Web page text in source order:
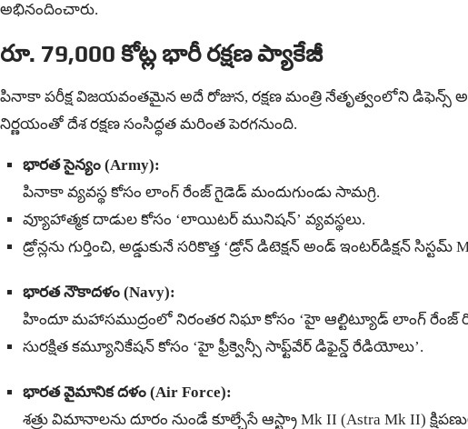
అభినందించారు.
రూ. 79,000 కోట్ల భారీ రక్షణ ప్యాకేజీ
పినాకా పరీక్ష విజయవంతమైన అదే రోజున, రక్షణ మంత్రి నేతృత్వంలోని డిఫెన్స్
నిర్ణయంతో దేశ రక్షణ సంసిద్ధత మరింత పెరగనుంది.
భారత సైన్యం (Army):
పినాకా వ్యవస్థ కోసం లాంగ్ రేంజ్ గైడెడ్ మందుగుండు సామగ్రి.
వ్యూహాత్మక దాడుల కోసం ‘లాయిటర్ మునిషన్’ వ్యవస్థలు.
డ్రోన్లను గుర్తించి, అడ్డుకునే సరికొత్త ‘డ్రోన్ డిటెక్షన్ అండ్ ఇంటర్‌డిక్షన్ సిస్టమ్
భారత నౌకాదళం (Navy):
హిందూ మహాసముద్రంలో నిరంతర నిఘా కోసం ‘హై ఆల్టిట్యూడ్ లాంగ్ రేంజ్
సురక్షిత కమ్యూనికేషన్ కోసం ‘హై ఫ్రీక్వెన్సీ సాఫ్ట్‌వేర్ డిఫైన్డ్ రేడియోలు’.
భారత వైమానిక దళం (Air Force):
శత్రు విమానాలను దూరం నుండే కూల్చేసే ఆస్ట్రా Mk II (Astra Mk II)